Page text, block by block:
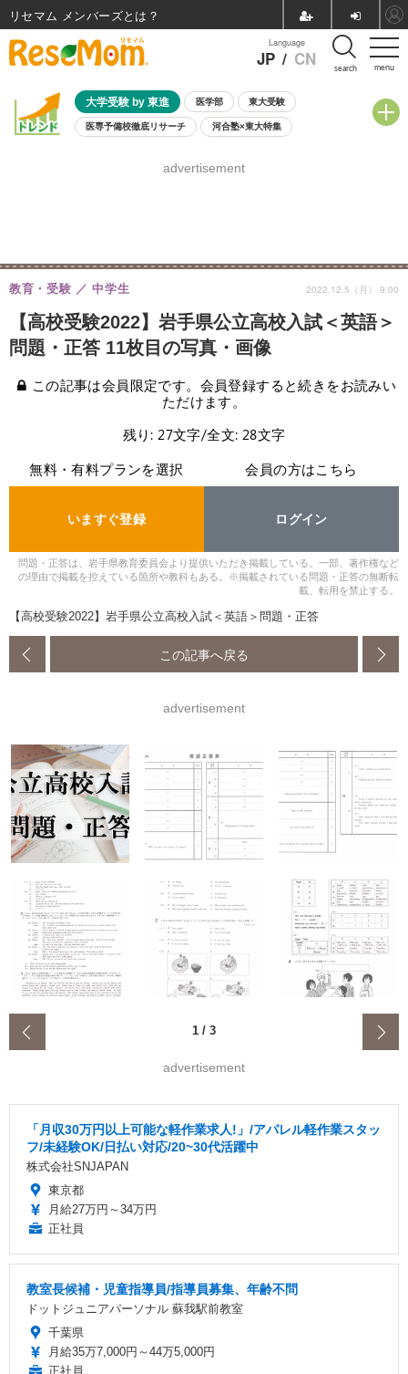
menu
Language
JP / CN search
大学受験 by 東進 医学部 東大受験
医専予備校徹底リサーチ 河合塾×東大特集
8月開催学校説明会・相談会
advertisement
【高校受験2022】岩手県公立高校入試＜英語＞
問題・正答 11枚目の写真・画像
教育・受験 中学生 2022.12.5（月） 9:00
この記事は会員限定です。会員登録すると続きをお読みい
ただけます。
残り: 27文字/全文: 28文字
無料・有料プランを選択
いますぐ登録
会員の方はこちら
ログイン
問題・正答は、岩手県教育委員会より提供いただき掲載している。一部、著作権など
の理由で掲載を控えている箇所や教科もある。※掲載されている問題・正答の無断転
載、転用を禁止する。
【高校受験2022】岩手県公立高校入試＜英語＞問題・正答
この記事へ戻る
advertisement
1 / 3
advertisement
「月収30万円以上可能な軽作業求人!」/アパレル軽作業スタッ
フ/未経験OK/日払い対応/20~30代活躍中
株式会社SNJAPAN
東京都
月給27万円～34万円
正社員
教室長候補・児童指導員/指導員募集、年齢不問
ドットジュニアパーソナル 蘇我駅前教室
千葉県
月給35万7,000円～44万5,000円
正社員
リセマム メンバーズ